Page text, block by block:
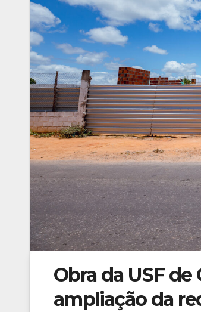
Obra da USF
ampliação da